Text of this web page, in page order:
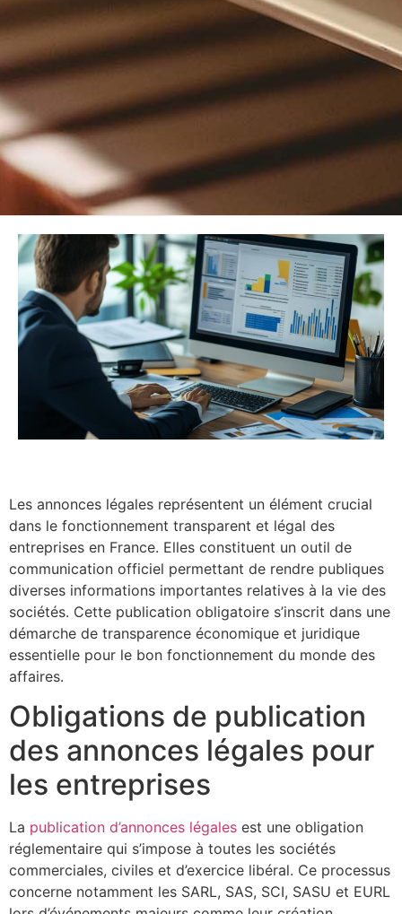
Les annonces légales représentent un élément crucial
dans le fonctionnement transparent et légal des
entreprises en France. Elles constituent un outil de
communication officiel permettant de rendre publiques
diverses informations importantes relatives à la vie des
sociétés. Cette publication obligatoire s’inscrit dans une
démarche de transparence économique et juridique
essentielle pour le bon fonctionnement du monde des
affaires.
Obligations de publication
des annonces légales pour
les entreprises
La publication d’annonces légales est une obligation
réglementaire qui s’impose à toutes les sociétés
commerciales, civiles et d’exercice libéral. Ce processus
concerne notamment les SARL, SAS, SCI, SASU et EURL